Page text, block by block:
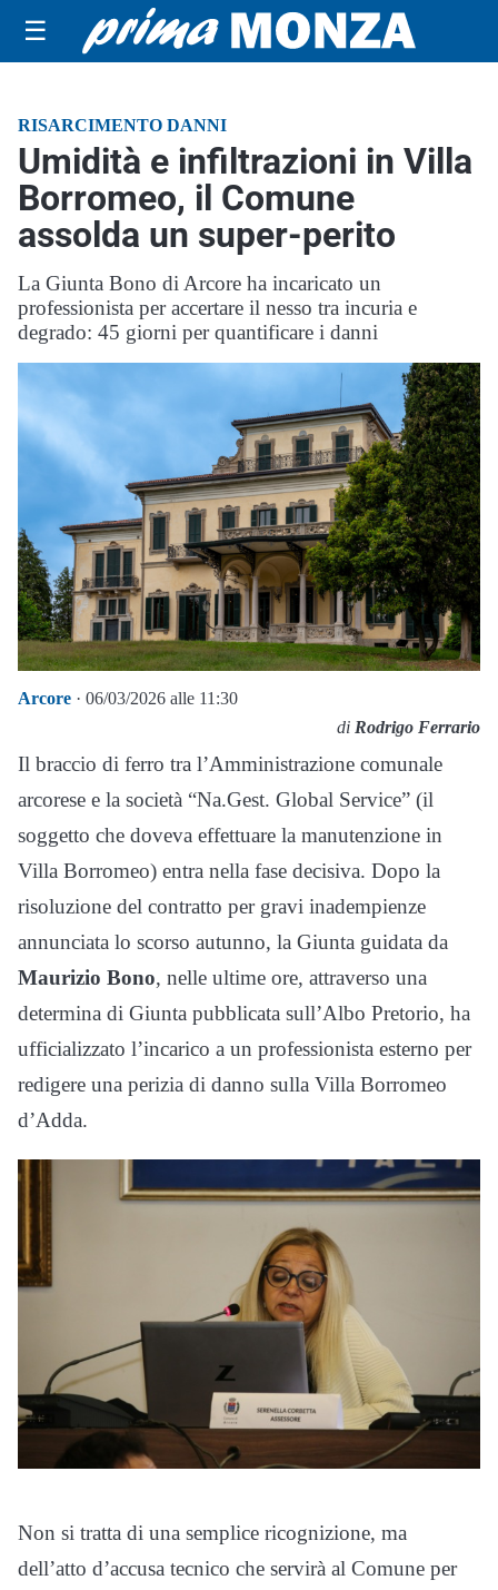
☰
RISARCIMENTO DANNI
Umidità e infiltrazioni in Villa
Borromeo, il Comune
assolda un super-perito
La Giunta Bono di Arcore ha incaricato un
professionista per accertare il nesso tra incuria e
degrado: 45 giorni per quantificare i danni
Arcore · 06/03/2026 alle 11:30
di Rodrigo Ferrario
Il braccio di ferro tra l’Amministrazione comunale
arcorese e la società “Na.Gest. Global Service” (il
soggetto che doveva effettuare la manutenzione in
Villa Borromeo) entra nella fase decisiva. Dopo la
risoluzione del contratto per gravi inadempienze
annunciata lo scorso autunno, la Giunta guidata da
Maurizio Bono, nelle ultime ore, attraverso una
determina di Giunta pubblicata sull’Albo Pretorio, ha
ufficializzato l’incarico a un professionista esterno per
redigere una perizia di danno sulla Villa Borromeo
d’Adda.
Non si tratta di una semplice ricognizione, ma
dell’atto d’accusa tecnico che servirà al Comune per